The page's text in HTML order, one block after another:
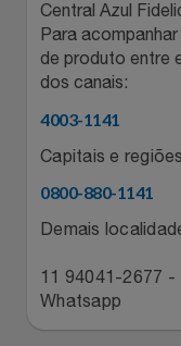
Notebooks E Tablet
Óculos
Papelaria
Páscoa
Perfumaria
Natura
Netshoes
Oster
Ponto Frio
Portal Das Malas
Central Azul
Para
de produto entre
dos canais:
4003-1141
Capitais e
0800-880-1141
Demais
11 94041-2677
Whatsapp